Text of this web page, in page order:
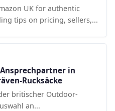
UK for authentic
tips on pricing, sellers,...
in
Rucksäcke
britischer Outdoor-
an...